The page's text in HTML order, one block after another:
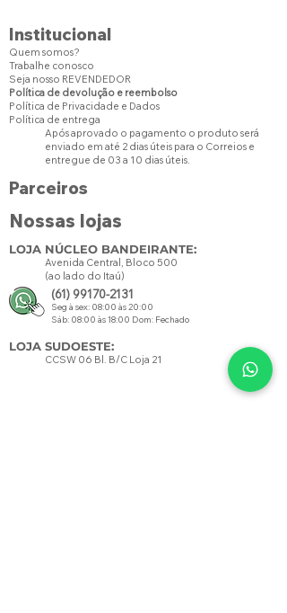
Institucional
Quem somos?
Trabalhe conosco
Seja nosso REVENDEDOR
Política de devolução e reembolso
Política de Privacidade e Dados
Política de entrega
Após aprovado o pagamento o produto será
enviado em até 2 dias úteis para o Correios e
entregue de 03 a 10 dias úteis.
Parceiros
Nossas lojas
LOJA NÚCLEO BANDEIRANTE:
Avenida Central, Bloco 500
(ao lado do Itaú)
(61) 99170-2131
Seg à sex: 08:00 às 20:00
Sáb: 08:00 às 18:00 Dom: Fechado
LOJA SUDOESTE:
CCSW 06 Bl. B/C Loja 21